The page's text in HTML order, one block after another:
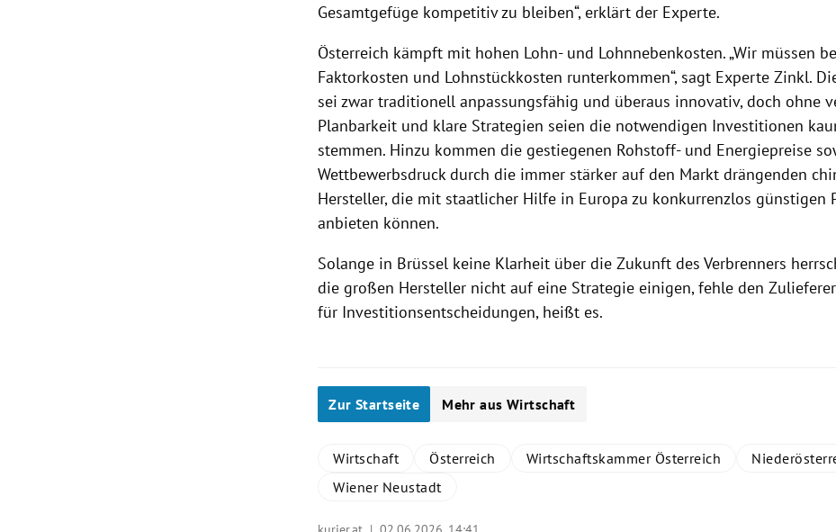
Gesamtgefüge kompetitiv zu bleiben“, erklärt der Experte.
Österreich kämpft mit hohen Lohn- und Lohnnebenkosten. „Wir müssen
Faktorkosten und Lohnstückkosten runterkommen“, sagt Experte Zinkl.
sei zwar traditionell anpassungsfähig und überaus innovativ, doch ohne
Planbarkeit und klare Strategien seien die notwendigen Investitionen
stemmen. Hinzu kommen die gestiegenen Rohstoff- und Energiepreise
Wettbewerbsdruck durch die immer stärker auf den Markt drängenden
Hersteller, die mit staatlicher Hilfe in Europa zu konkurrenzlos günstigen
anbieten können.
Solange in Brüssel keine Klarheit über die Zukunft des Verbrenners
die großen Hersteller nicht auf eine Strategie einigen, fehle den
für Investitionsentscheidungen, heißt es.
Zur Startseite Mehr aus Wirtschaft
Wirtschaft Österreich Wirtschaftskammer Österreich
Wiener Neustadt